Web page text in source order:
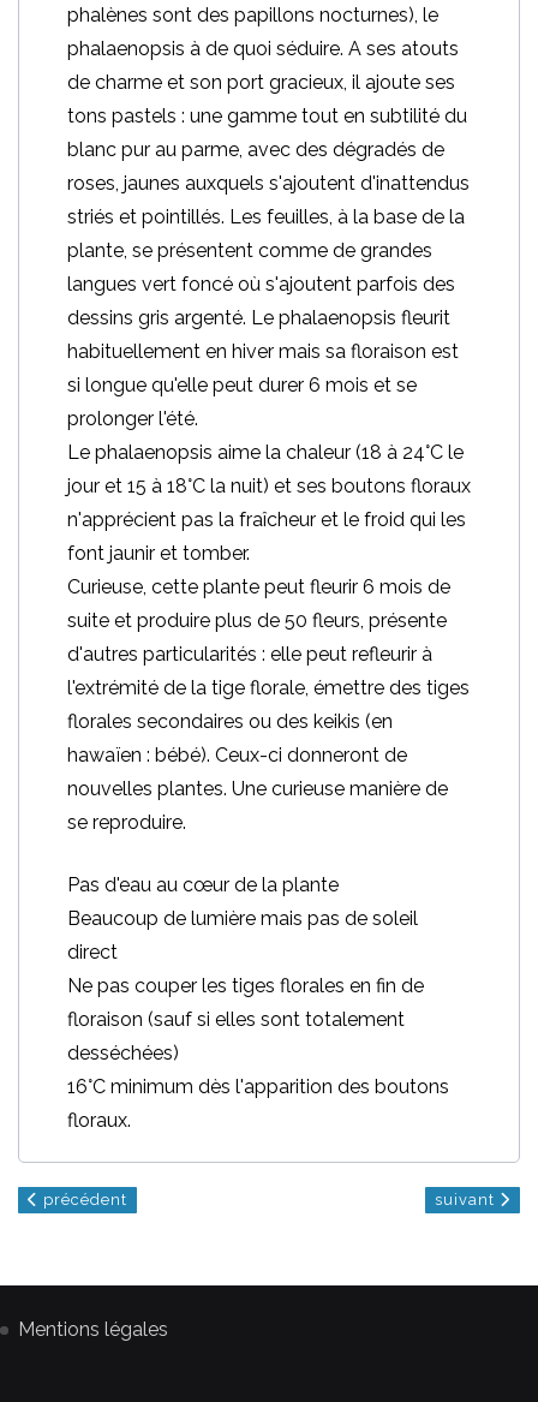
phalènes sont des papillons nocturnes), le
phalaenopsis à de quoi séduire. A ses atouts
de charme et son port gracieux, il ajoute ses
tons pastels : une gamme tout en subtilité du
blanc pur au parme, avec des dégradés de
roses, jaunes auxquels s'ajoutent d'inattendus
striés et pointillés. Les feuilles, à la base de la
plante, se présentent comme de grandes
langues vert foncé où s'ajoutent parfois des
dessins gris argenté. Le phalaenopsis fleurit
habituellement en hiver mais sa floraison est
si longue qu'elle peut durer 6 mois et se
prolonger l'été.
Le phalaenopsis aime la chaleur (18 à 24°C le
jour et 15 à 18°C la nuit) et ses boutons floraux
n'apprécient pas la fraîcheur et le froid qui les
font jaunir et tomber.
Curieuse, cette plante peut fleurir 6 mois de
suite et produire plus de 50 fleurs, présente
d'autres particularités : elle peut refleurir à
l'extrémité de la tige florale, émettre des tiges
florales secondaires ou des keikis (en
hawaïen : bébé). Ceux-ci donneront de
nouvelles plantes. Une curieuse manière de
se reproduire.
Pas d'eau au cœur de la plante
Beaucoup de lumière mais pas de soleil
direct
Ne pas couper les tiges florales en fin de
floraison (sauf si elles sont totalement
desséchées)
16°C minimum dès l'apparition des boutons
floraux.
article précédent : la culture des belles exotiques
précédent article
suivant
Mentions légales